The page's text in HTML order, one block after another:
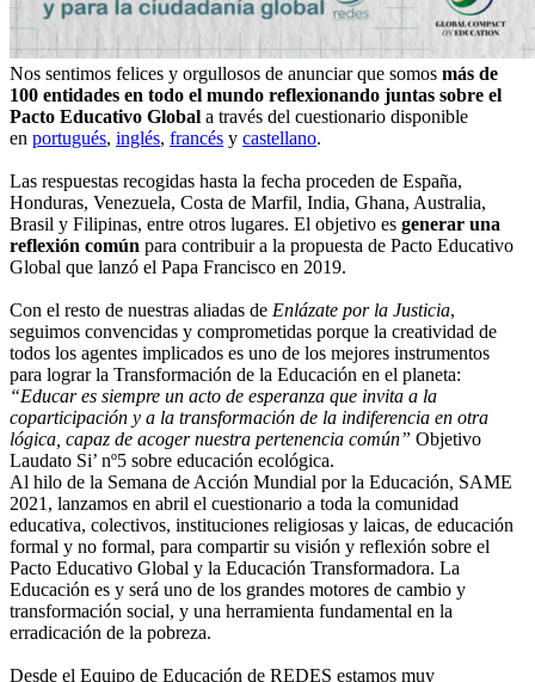
Nos sentimos felices y orgullosos de anunciar que somos más de
100 entidades en todo el mundo reflexionando juntas sobre el
Pacto Educativo Global a través del cuestionario disponible
en portugués, inglés, francés y castellano.
Las respuestas recogidas hasta la fecha proceden de España,
Honduras, Venezuela, Costa de Marfil, India, Ghana, Australia,
Brasil y Filipinas, entre otros lugares. El objetivo es generar una
reflexión común para contribuir a la propuesta de Pacto Educativo
Global que lanzó el Papa Francisco en 2019.
Con el resto de nuestras aliadas de Enlázate por la Justicia,
seguimos convencidas y comprometidas porque la creatividad de
todos los agentes implicados es uno de los mejores instrumentos
para lograr la Transformación de la Educación en el planeta:
“Educar es siempre un acto de esperanza que invita a la
coparticipación y a la transformación de la indiferencia en otra
lógica, capaz de acoger nuestra pertenencia común” Objetivo
Laudato Si’ nº5 sobre educación ecológica.
Al hilo de la Semana de Acción Mundial por la Educación, SAME
2021, lanzamos en abril el cuestionario a toda la comunidad
educativa, colectivos, instituciones religiosas y laicas, de educación
formal y no formal, para compartir su visión y reflexión sobre el
Pacto Educativo Global y la Educación Transformadora. La
Educación es y será uno de los grandes motores de cambio y
transformación social, y una herramienta fundamental en la
erradicación de la pobreza.
Desde el Equipo de Educación de REDES estamos muy